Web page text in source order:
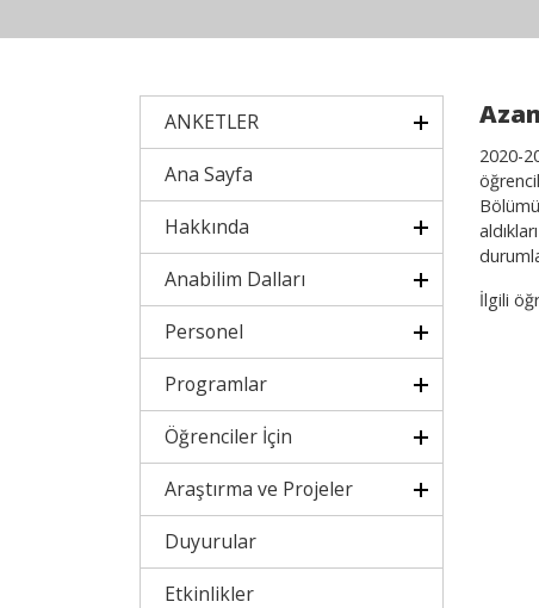
ANKETLER
Ana Sayfa
Hakkında
Anabilim Dalları
Personel
Programlar
Öğrenciler İçin
Araştırma ve Projeler
Duyurular
Etkinlikler
2020-
İlgili